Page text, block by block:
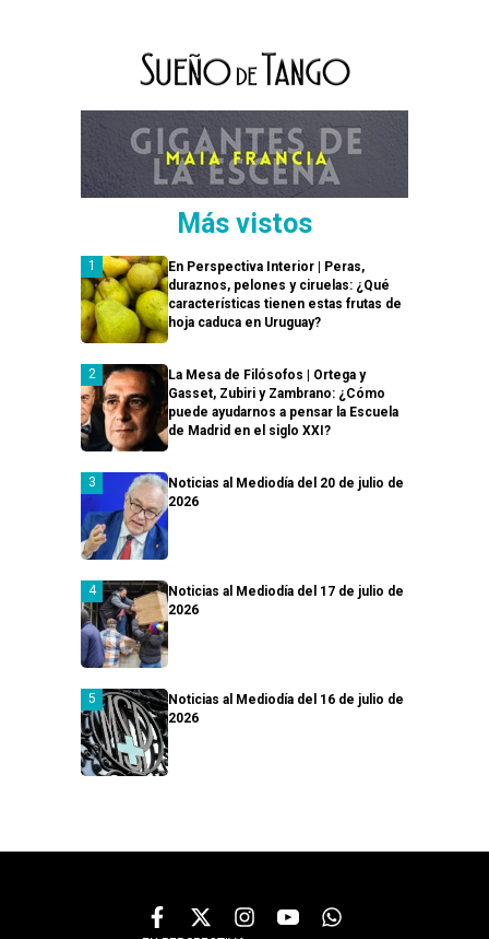
Más vistos
En Perspectiva Interior | Peras,
duraznos, pelones y ciruelas: ¿Qué
características tienen estas frutas de
hoja caduca en Uruguay?
La Mesa de Filósofos | Ortega y
Gasset, Zubiri y Zambrano: ¿Cómo
puede ayudarnos a pensar la Escuela
de Madrid en el siglo XXI?
Noticias al Mediodía del 20 de julio de
2026
Noticias al Mediodía del 17 de julio de
2026
Noticias al Mediodía del 16 de julio de
2026